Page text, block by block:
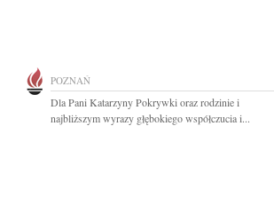
POZNAŃ
Dla Pani Katarzyny Pokrywki oraz rodzinie i
najbliższym wyrazy głębokiego współczucia i...